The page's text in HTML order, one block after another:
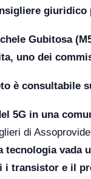
Gubitosa
uno dei
è consultabile
5G in una
di
tecnologia vada
i transistor e il